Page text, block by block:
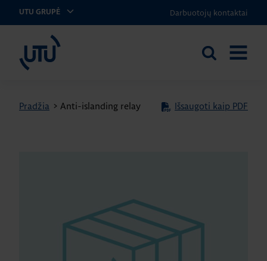
UTU GRUPĖ Darbuotojų kontaktai
UTU Lithuania
Ieškoti
Pradžia > Anti-islanding relay Išsaugoti kaip PDF